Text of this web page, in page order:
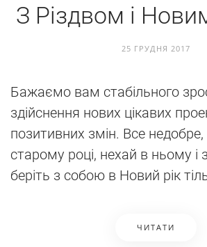
З Різдвом і
25 ГРУДНЯ 2017
Бажаємо вам стабільного
здійснення нових цікавих
позитивних змін. Все
старому році, нехай в ньому і
беріть з собою в Новий рік
ЧИТАТИ